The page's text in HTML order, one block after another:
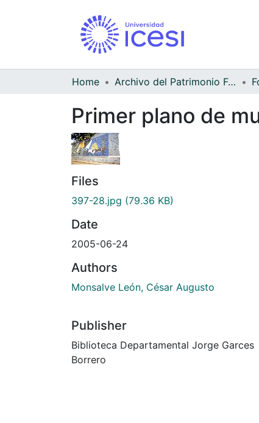
Home Archivo del Patrimonio Fotográfico y Fílmico del Valle del Cauca
Primer plano de
Files
397-28.jpg (79.36 KB)
Date
2005-06-24
Authors
Monsalve León, César Augusto
Publisher
Biblioteca Departamental Jorge Garces
Borrero